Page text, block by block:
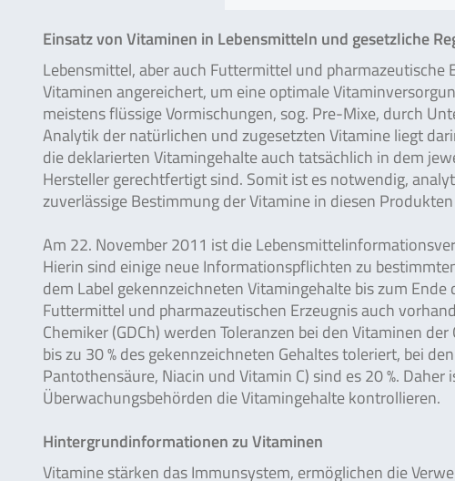
Einsatz von Vitaminen in Lebensmitteln und gesetzliche
Lebensmittel, aber auch Futtermittel und
Vitaminen angereichert, um eine optimale
meistens flüssige Vormischungen, sog. Pre-Mixe, durch
Analytik der natürlichen und zugesetzten Vitamine liegt
die deklarierten Vitamingehalte auch tatsächlich in dem
Hersteller gerechtfertigt sind. Somit ist es notwendig,
zuverlässige Bestimmung der Vitamine in diesen
Am 22. November 2011 ist die
Hierin sind einige neue Informationspflichten zu
dem Label gekennzeichneten Vitamingehalte bis zum
Futtermittel und pharmazeutischen Erzeugnis auch
Chemiker (GDCh) werden Toleranzen bei den Vitaminen
bis zu 30 % des gekennzeichneten Gehaltes toleriert, bei
Pantothensäure, Niacin und Vitamin C) sind es 20 %.
Überwachungsbehörden die Vitamingehalte kontrollieren.
Hintergrundinformationen zu Vitaminen
Vitamine stärken das Immunsystem, ermöglichen die